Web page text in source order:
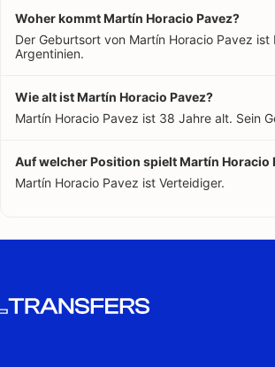
Woher kommt Martín Horacio Pavez?
Der Geburtsort von Martín Horacio Pavez
Argentinien.
Wie alt ist Martín Horacio Pavez?
Martín Horacio Pavez ist 38 Jahre alt. Sein
Auf welcher Position spielt Martín Horacio
Martín Horacio Pavez ist Verteidiger.